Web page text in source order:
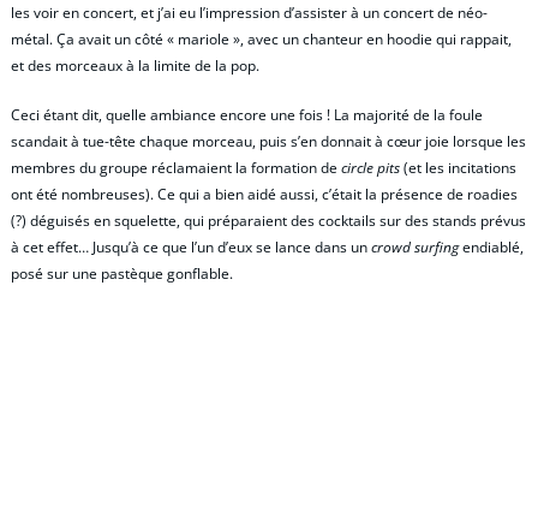
les voir en concert, et j’ai eu l’impression d’assister à un concert de néo-
métal. Ça avait un côté « mariole », avec un chanteur en hoodie qui rappait,
et des morceaux à la limite de la pop.
Ceci étant dit, quelle ambiance encore une fois ! La majorité de la foule
scandait à tue-tête chaque morceau, puis s’en donnait à cœur joie lorsque les
membres du groupe réclamaient la formation decircle pits(et les incitations
ont été nombreuses). Ce qui a bien aidé aussi, c’était la présence de roadies
(?) déguisés en squelette, qui préparaient des cocktails sur des stands prévus
à cet effet… Jusqu’à ce que l’un d’eux se lance dans uncrowd surfingendiablé,
posé sur une pastèque gonflable.